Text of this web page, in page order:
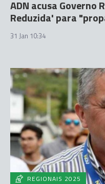
ADN acusa Governo
Reduzida' para
31 Jan 10:34
REGIONAIS 2025